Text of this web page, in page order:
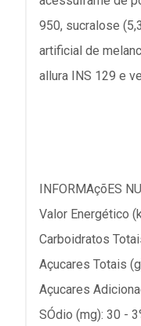
950, sucralose
artificial de
allura INS 129 e
INFORMAçõES
Valor Energético
Carboidratos
Açucares Totais
Açucares
SÓdio (mg): 30 -